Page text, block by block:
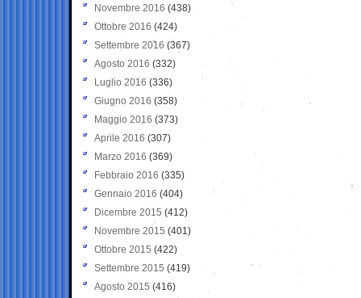
Novembre 2016 (438)
Ottobre 2016 (424)
Settembre 2016 (367)
Agosto 2016 (332)
Luglio 2016 (336)
Giugno 2016 (358)
Maggio 2016 (373)
Aprile 2016 (307)
Marzo 2016 (369)
Febbraio 2016 (335)
Gennaio 2016 (404)
Dicembre 2015 (412)
Novembre 2015 (401)
Ottobre 2015 (422)
Settembre 2015 (419)
Agosto 2015 (416)